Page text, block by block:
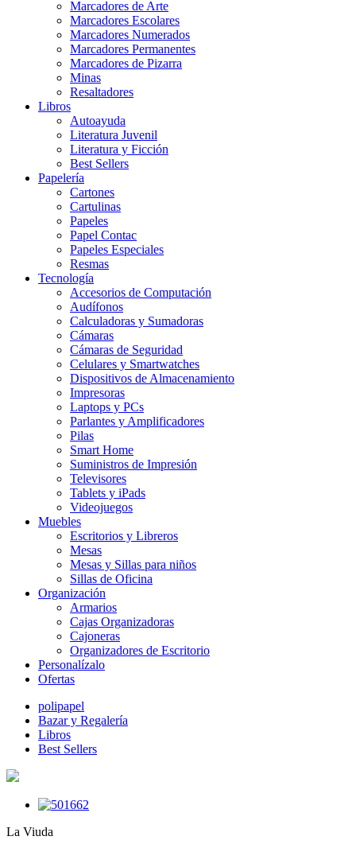
Marcadores de Arte
Marcadores Escolares
Marcadores Numerados
Marcadores Permanentes
Marcadores de Pizarra
Minas
Resaltadores
Libros
Autoayuda
Literatura Juvenil
Literatura y Ficción
Best Sellers
Papelería
Cartones
Cartulinas
Papeles
Papel Contac
Papeles Especiales
Resmas
Tecnología
Accesorios de Computación
Audífonos
Calculadoras y Sumadoras
Cámaras
Cámaras de Seguridad
Celulares y Smartwatches
Dispositivos de Almacenamiento
Impresoras
Laptops y PCs
Parlantes y Amplificadores
Pilas
Smart Home
Suministros de Impresión
Televisores
Tablets y iPads
Videojuegos
Muebles
Escritorios y Libreros
Mesas
Mesas y Sillas para niños
Sillas de Oficina
Organización
Armarios
Cajas Organizadoras
Cajoneras
Organizadores de Escritorio
Personalízalo
Ofertas
polipapel
Bazar y Regalería
Libros
Best Sellers
La Viuda